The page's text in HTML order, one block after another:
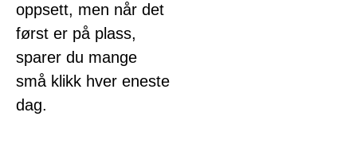
oppsett, men når det
først er på plass,
sparer du mange
små klikk hver eneste
dag.